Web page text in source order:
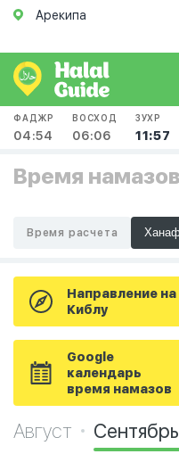
Арекипа
ФАДЖР
04:54
ВОСХОД
06:06
ЗУХР
11:57
Время
Время расчета
Направление на
Киблу
Google
календарь
время намазов
Август Сентябрь